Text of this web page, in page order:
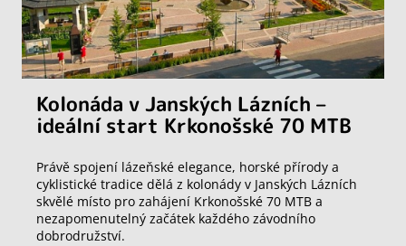
Kolonáda v Janských Lázních –
ideální start Krkonošské 70 MTB
Právě spojení lázeňské elegance, horské přírody a
cyklistické tradice dělá z kolonády v Janských Lázních
skvělé místo pro zahájení Krkonošské 70 MTB a
nezapomenutelný začátek každého závodního
dobrodružství.